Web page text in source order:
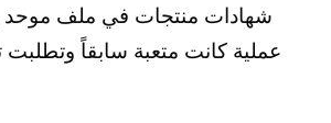
شهادات منتجات في ملف موحد
عملية كانت متعبة سابقاً